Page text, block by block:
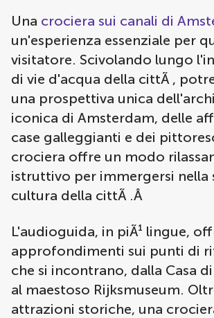
Una crociera sui canali di
un'esperienza essenziale per
visitatore. Scivolando lungo
di vie d'acqua della cittÃ ,
una prospettiva unica
iconica di Amsterdam, delle
case galleggianti e dei
crociera offre un modo
istruttivo per immergersi nella
cultura della cittÃ .Â
L'audioguida, in piÃ¹ lingue,
approfondimenti sui punti di
che si incontrano, dalla Casa
al maestoso Rijksmuseum.
attrazioni storiche, una